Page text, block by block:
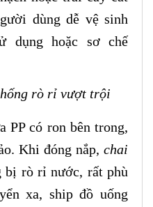
dùng dễ vệ sinh
dụng hoặc sơ chế
rò rỉ vượt trội
PP có ron bên trong,
Khi đóng nắp, chai
bị rò rỉ nước, rất phù
xa, ship đồ uống